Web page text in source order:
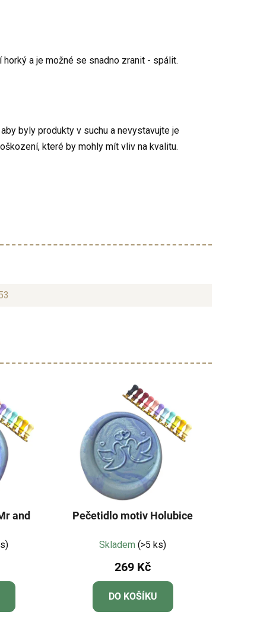
a je možné se snadno zranit - spálit.
byly produkty v suchu a nevystavujte je
které by mohly mít vliv na kvalitu.
and
Pečetidlo motiv Holubice
Skladem(>5 ks)
269 Kč
DO KOŠÍKU